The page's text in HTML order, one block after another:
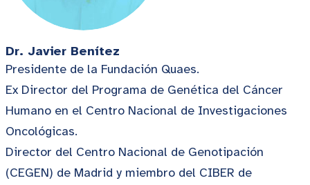
Dr. Javier Benítez
Presidente de la Fundación Quaes.
Ex Director del Programa de Genética del Cáncer
Humano en el Centro Nacional de Investigaciones
Oncológicas.
Director del Centro Nacional de Genotipación
(CEGEN) de Madrid y miembro del CIBER de